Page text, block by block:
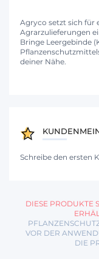
Agryco setzt sich für
Agrarzulieferungen
Bringe Leergebinde
deiner Nähe.
Schreibe den ersten
DIESE PRODUKTE
VOR DER
DIE